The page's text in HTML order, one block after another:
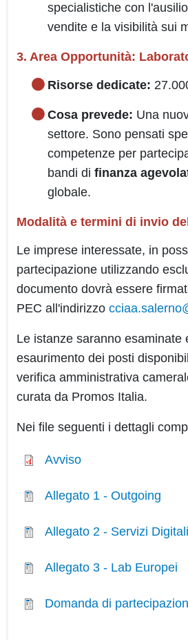
specialistiche con
vendite e la visibilità sui
3. Area Opportunità:
Risorse dedicate:
Cosa prevede: Una
settore. Sono pensati
competenze per
bandi di finanza
globale.
Modalità e termini di invio
Le imprese interessate, in
partecipazione utilizzando
documento dovrà essere
PEC all'indirizzo
Le istanze saranno esaminate
esaurimento dei posti
verifica amministrativa
curata da Promos Italia.
Nei file seguenti i dettagli
Avviso
Allegato 1 - Outgoing
Allegato 2 - Servizi Digitali
Allegato 3 - Lab Europei
Domanda di